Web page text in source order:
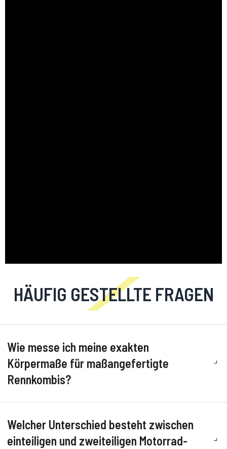
HÄUFIG GESTELLTE FRAGEN
Wie messe ich meine exakten
Körpermaße für maßangefertigte
Rennkombis?
Welcher Unterschied besteht zwischen
einteiligen und zweiteiligen Motorrad-